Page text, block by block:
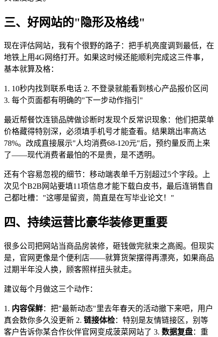
三、好网站的"隐形及格线"
现在评估网站，我有个很野的路子：把手机亮度调到最低，在
地铁上用4G网络打开。如果这时候还能顺利完成这三件事，
基本就算及格：
1. 10秒内找到联系电话 2. 不登录就能看到核心产品报价区间
3. 每个页面都有明确的"下一步动作指引"
最近帮餐饮连锁品牌做诊断时发现个反常识现象：他们把菜单
价格藏得特别深，必须填手机号才能查看。结果跳出率高达
78%。改成直接展示"人均消费68-120元"后，预约量反而上来
了——现代消费者最怕的不是贵，是不透明。
还有个容易忽视的细节：移动端表单千万别超过5个字段。上
次见个B2B网站要填11项信息才能下载白皮书，最后连销售自
己都吐槽："这哪是留资，简直是在写毕业论文！"
四、持续运营比豪华装修更重要
很多公司把网站当商品房装修，砸钱做完就束之高阁。但现实
是，官网更像是个便利店——就算货架摆得再漂亮，如果商品
过期半年没人换，顾客照样扭头就走。
建议每个月做这三个动作：
1. 内容保鲜：把"最新动态"里去年春天的活动撤下来吧，用户
真会数你多久没更新 2. 链接体检：特别是友情链接区，别等
客户告诉你某合作伙伴官网变成菠菜网站了 3. 数据复盘：重